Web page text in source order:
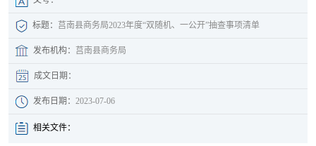
标题： 莒南县商务局2023年度“双随机、一公开”抽查事项清单
发布机构： 莒南县商务局
成文日期：
发布日期： 2023-07-06
相关文件：